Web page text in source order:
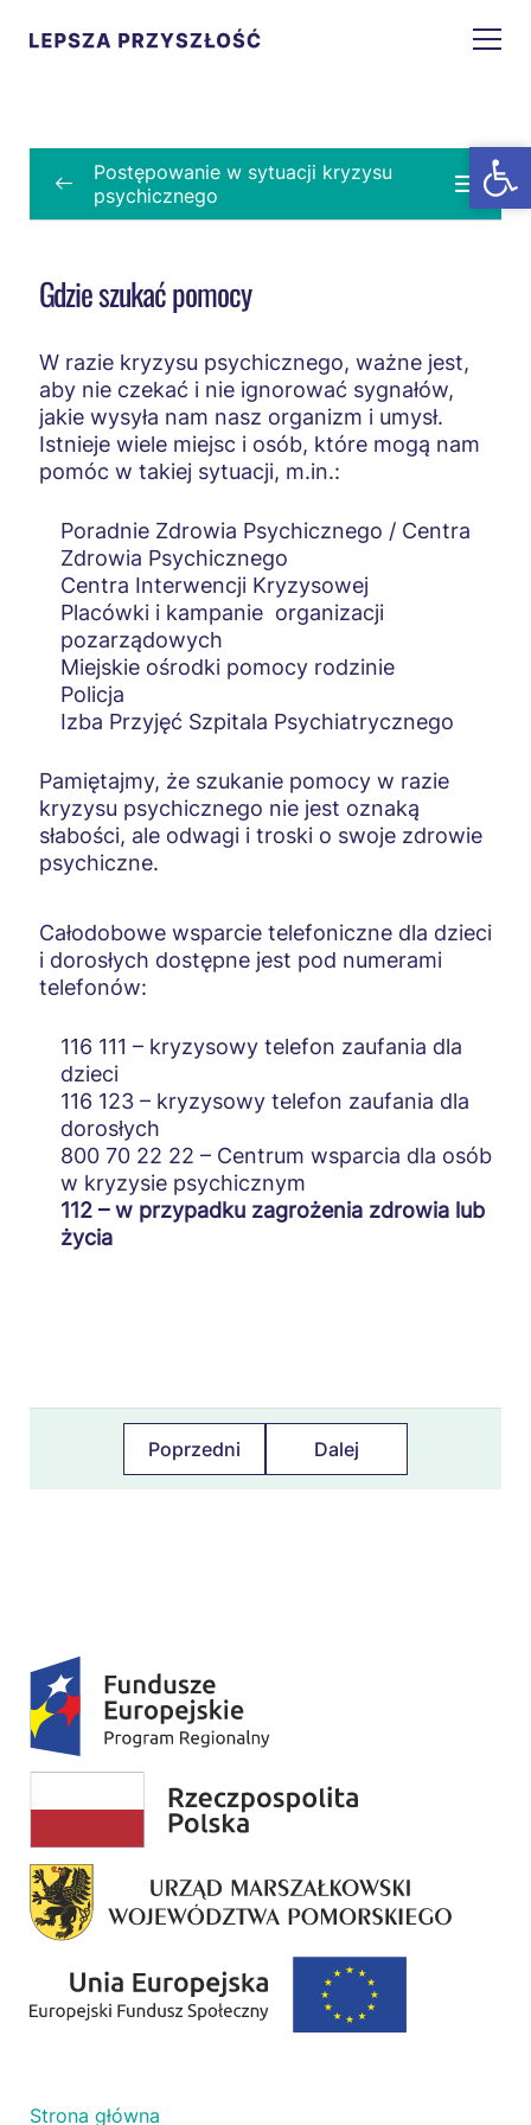
Cechy kryzysu psychicznego
Cechy zaburzeń psychicznych
Gdzie szukać pomocy
Czego nie robić
Formy pomocy
Asystent zdrowienia
Interwencja kryzysowa
Dziecko w kryzysie
Rola nauczyciela
Drogi pomocy
Zagrożenie życia lub zdrowia
Powrót z placówki wsparcia
Nieobecność w szkole
Nauczanie indywidualne
Niewłaściwe traktowanie dziecka w kryzysie
Działania antystygmatyzacyjne
Postępowanie w sytuacji kryzysu
psychicznego
Gdzie szukać pomocy
W razie kryzysu psychicznego, ważne jest,
aby nie czekać i nie ignorować sygnałów,
jakie wysyła nam nasz organizm i umysł.
Istnieje wiele miejsc i osób, które mogą nam
pomóc w takiej sytuacji, m.in.:
Poradnie Zdrowia Psychicznego / Centra
Zdrowia Psychicznego
Centra Interwencji Kryzysowej
Placówki i kampanie organizacji
pozarządowych
Miejskie ośrodki pomocy rodzinie
Policja
Izba Przyjęć Szpitala Psychiatrycznego
Pamiętajmy, że szukanie pomocy w razie
kryzysu psychicznego nie jest oznaką
słabości, ale odwagi i troski o swoje zdrowie
psychiczne.
Całodobowe wsparcie telefoniczne dla dzieci
i dorosłych dostępne jest pod numerami
telefonów:
116 111 – kryzysowy telefon zaufania dla
dzieci
116 123 – kryzysowy telefon zaufania dla
dorosłych
800 70 22 22 – Centrum wsparcia dla osób
w kryzysie psychicznym
112 – w przypadku zagrożenia zdrowia lub
życia
Poprzedni Dalej
Strona główna